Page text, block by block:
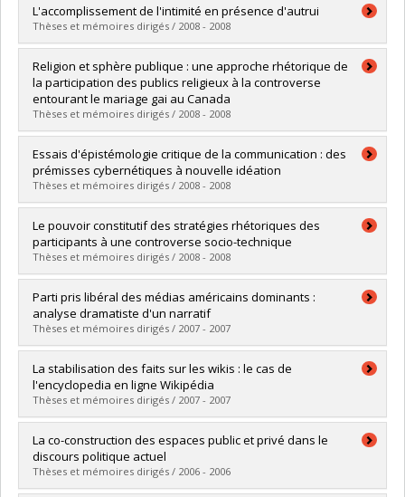
Graduate :Bonneau, Ophélie
Cycle : Master's
Grade :M. Sc.
Lien vers le document dans Papyrus
L'accomplissement de l'intimité en présence d'autrui
Thèses et mémoires dirigés / 2008 - 2008
Graduate :Pelletier, Émilie
Cycle :Master's
Grade :M. Sc.
Lien vers le document dans Papyrus
Religion et sphère publique : une approche rhétorique de
la participation des publics religieux à la controverse
entourant le mariage gai au Canada
Thèses et mémoires dirigés / 2008 - 2008
Graduate :Basque, Joëlle
Cycle :Master's
Grade :M. Sc.
Lien vers le document dans Papyrus
Essais d'épistémologie critique de la communication : des
prémisses cybernétiques à nouvelle idéation
Thèses et mémoires dirigés / 2008 - 2008
Graduate :Trudel, Dominique
Cycle :Master's
Grade :M. Sc.
Lien vers le document dans Papyrus
Le pouvoir constitutif des stratégies rhétoriques des
participants à une controverse socio-technique
Thèses et mémoires dirigés / 2008 - 2008
Graduate :McDonald, James
Cycle :Master's
Grade :M. Sc.
Lien vers le document dans Papyrus
Parti pris libéral des médias américains dominants :
analyse dramatiste d'un narratif
Thèses et mémoires dirigés / 2007 - 2007
Graduate :Hinse, Geneviève
Cycle :Master's
Grade :M. Sc.
Lien vers le document dans Papyrus
La stabilisation des faits sur les wikis : le cas de
l'encyclopedia en ligne Wikipédia
Thèses et mémoires dirigés / 2007 - 2007
Graduate :Bencherki, Nicolas
Cycle :Master's
Grade :M. Sc.
Lien vers le document dans Papyrus
La co-construction des espaces public et privé dans le
discours politique actuel
Thèses et mémoires dirigés / 2006 - 2006